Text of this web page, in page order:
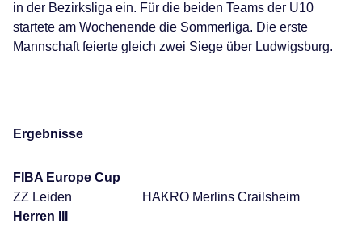
in der Bezirksliga ein. Für die beiden Teams der U10
startete am Wochenende die Sommerliga. Die erste
Mannschaft feierte gleich zwei Siege über Ludwigsburg.
Ergebnisse
FIBA Europe Cup
ZZ Leiden
HAKRO Merlins Crailsheim
Herren III